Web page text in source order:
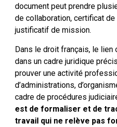
document peut prendre
de collaboration, certificat
justificatif de mission.
Dans le droit français, le lien
dans un cadre juridique
prouver une activité
d’administrations,
cadre de procédures
est de formaliser et de
travail qui ne relève pas